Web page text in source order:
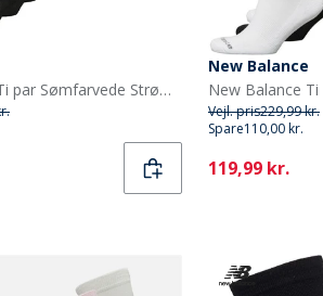
New Balance Ti par Sømfarvede Strømpebukser Sort
New Balance
Vejl. pris229,99 kr.
Spare110,00 kr.
Current
119,99 kr.